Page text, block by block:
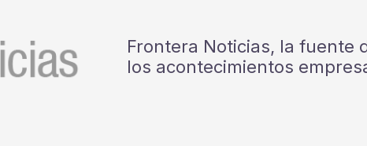
Frontera Noticias, la fuente
los acontecimientos